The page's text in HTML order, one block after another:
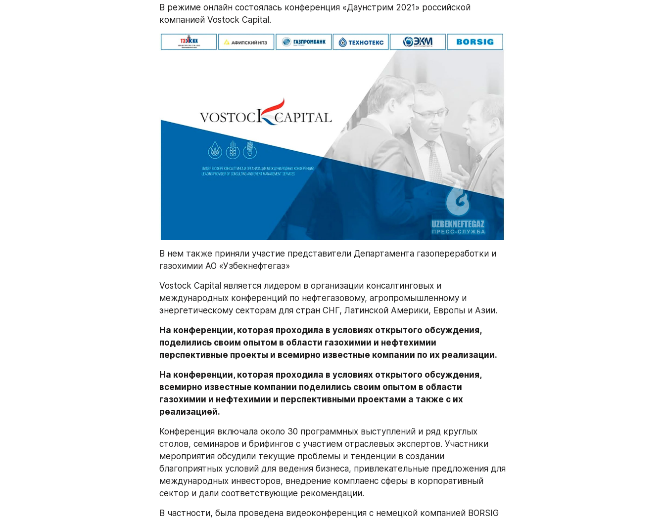
В режиме онлайн состоялась конференция «Даунстрим 2021» российской
компанией Vostock Capital.
В нем также приняли участие представители Департамента газопереработки и
газохимии АО «Узбекнефтегаз»
Vostock Capital является лидером в организации консалтинговых и
международных конференций по нефтегазовому, агропромышленному и
энергетическому секторам для стран СНГ, Латинской Америки, Европы и Азии.
На конференции, которая проходила в условиях открытого обсуждения,
поделились своим опытом в области газохимии и нефтехимии
перспективные проекты и всемирно известные компании по их реализации.
На конференции, которая проходила в условиях открытого обсуждения,
всемирно известные компании поделились своим опытом в области
газохимии и нефтехимии и перспективными проектами а также с их
реализацией.
Конференция включала около 30 программных выступлений и ряд круглых
столов, семинаров и брифингов с участием отраслевых экспертов. Участники
мероприятия обсудили текущие проблемы и тенденции в создании
благоприятных условий для ведения бизнеса, привлекательные предложения для
международных инвесторов, внедрение комплаенс сферы в корпоративный
сектор и дали соответствующие рекомендации.
В частности, была проведена видеоконференция с немецкой компанией BORSIG